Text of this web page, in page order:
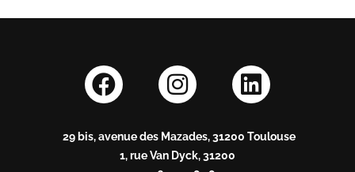
29 bis, avenue des Mazades, 31200 Toulouse
1, rue Van Dyck, 31200